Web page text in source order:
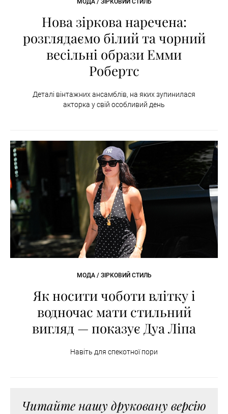
Нова зіркова наречена:
розглядаємо білий та чорний
весільні образи Емми
Робертс
Деталі вінтажних ансамблів, на яких зупинилася
акторка у свій особливий день
МОДА / ЗІРКОВИЙ СТИЛЬ
Як носити чоботи влітку і
водночас мати стильний
вигляд — показує Дуа Ліпа
Навіть для спекотної пори
Читайте нашу друковану версію